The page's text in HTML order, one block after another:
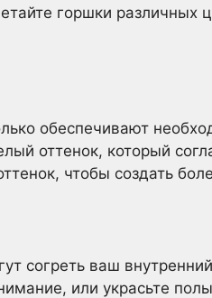
горшки различных
обеспечивают
оттенок, который
чтобы создать
согреть ваш
или украсьте